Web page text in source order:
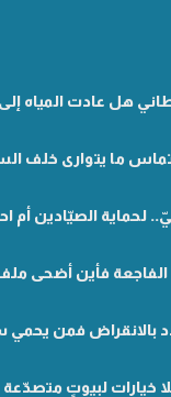
هل عادت المياه
ما يتوارى خلف
لحماية الصيّادين أم
فأين أضحى ملف
بالانقراض فمن يحمي
خيارات لبيوتٍ